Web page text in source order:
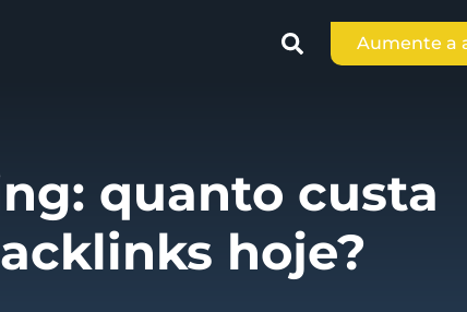
Aumente a
quanto custa
hoje?